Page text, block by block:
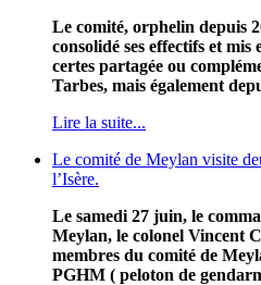
Le comité, orphelin depuis
consolidé ses effectifs et
certes partagée ou
Tarbes, mais également
Lire la suite...
Le comité de Meylan visite
l’Isère.
Le samedi 27 juin, le
Meylan, le colonel Vincent
membres du comité de
PGHM ( peloton de